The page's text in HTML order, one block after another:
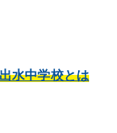
水中学校とは